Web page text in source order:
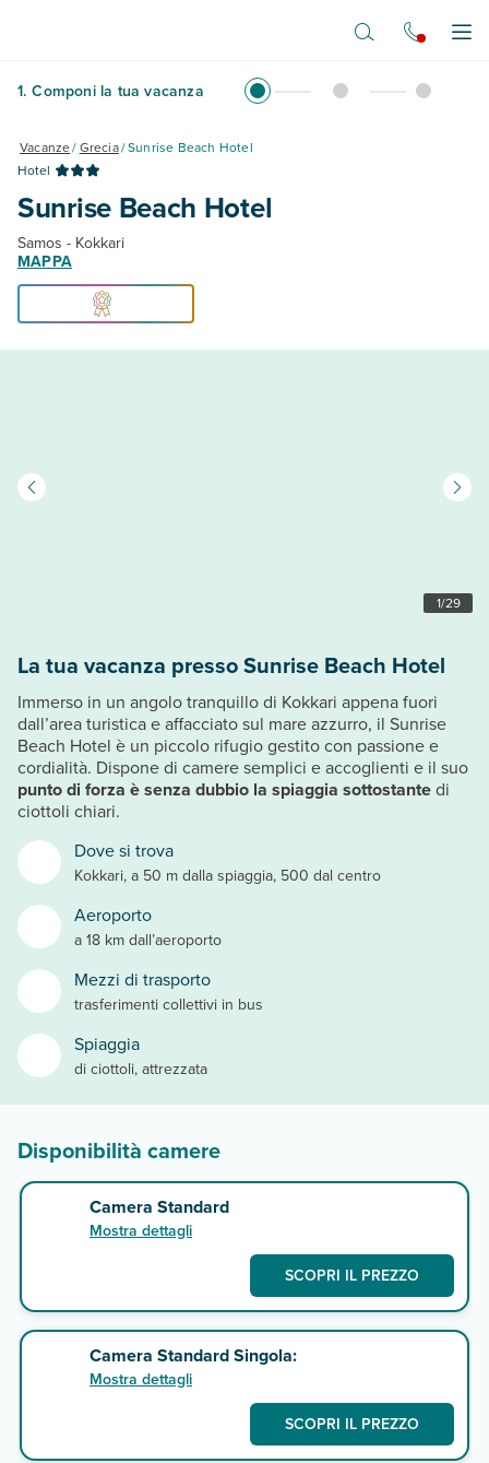
1. Componi la tua vacanza
Vacanze/Grecia/Sunrise Beach Hotel
Hotel
Sunrise Beach Hotel
Samos - Kokkari
MAPPA
1/29
Dove si trova
Kokkari, a 50 m dalla spiaggia, 500 dal centro
Aeroporto
a 18 km dall’aeroporto
Mezzi di trasporto
trasferimenti collettivi in bus
Spiaggia
di ciottoli, attrezzata
La tua vacanza presso Sunrise Beach Hotel
Immerso in un angolo tranquillo di Kokkari appena fuori
dall’area turistica e affacciato sul mare azzurro, il Sunrise
Beach Hotel è un piccolo rifugio gestito con passione e
cordialità. Dispone di camere semplici e accoglienti e il suo
punto di forza è senza dubbio la spiaggia sottostantedi
ciottoli chiari.
Disponibilità camere
Camera Standard
Mostra dettagli
SCOPRI IL PREZZO
Camera Standard Singola:
Mostra dettagli
SCOPRI IL PREZZO